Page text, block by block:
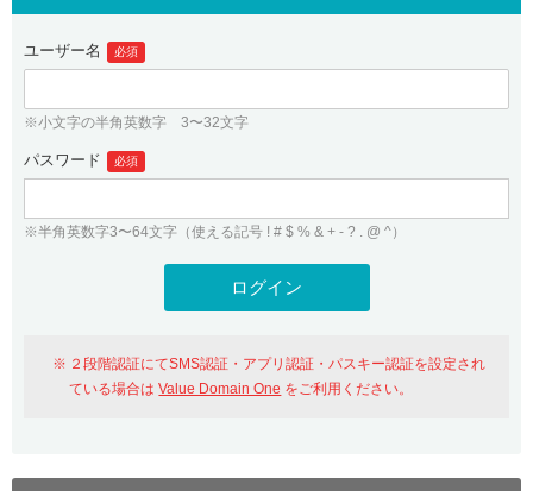
gTLDオークション NEW!
.jpドメインバックオーダー
プレミアムドメイン
人気ドメインの種類
WHOIS検索
紹介制度
バリュードメインAPI
ドメイン・ホスティングOEM
ログイン
従来のバリュードメインをご利用希望の方
Value Domainにログイン
おすすめ One レンタルサーバーを含む最新の機能を使う方
ユーザー登録
ユーザー名 必須
※小文字の半角英数字 3〜32文字
パスワード 必須
※半角英数字3〜64文字（使える記号 ! # $ % & + - ? . @ ^）
２段階認証にてSMS認証・アプリ認証・パスキー認証を設定され
ている場合はValue Domain One をご利用ください。